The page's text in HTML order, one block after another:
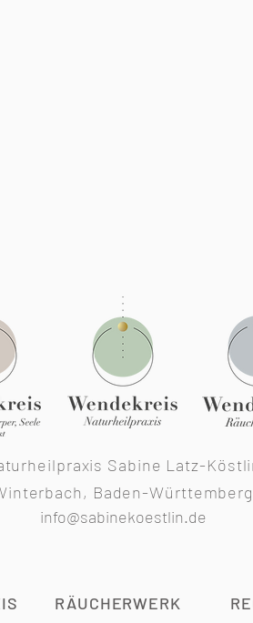
Sabine Latz-
Baden-Württemberg
info@sabinekoestlin.de
RÄUCHERWERK